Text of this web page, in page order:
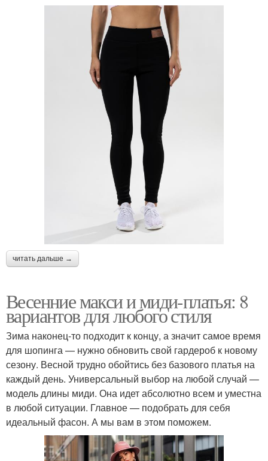
читать дальше →
Весенние макси и миди-платья: 8
вариантов для любого стиля
Зима наконец-то подходит к концу, а значит самое время
для шопинга — нужно обновить свой гардероб к новому
сезону. Весной трудно обойтись без базового платья на
каждый день. Универсальный выбор на любой случай —
модель длины миди. Она идет абсолютно всем и уместна
в любой ситуации. Главное — подобрать для себя
идеальный фасон. А мы вам в этом поможем.